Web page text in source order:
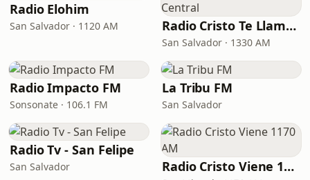
Radio Elohim
San Salvador · 1120 AM Radio Cristo Te Llama Central
San Salvador · 1330 AM
Radio Impacto FM
Sonsonate · 106.1 FM
La Tribu FM
San Salvador
Radio Tv - San Felipe
San Salvador Radio Cristo Viene 1170 AM